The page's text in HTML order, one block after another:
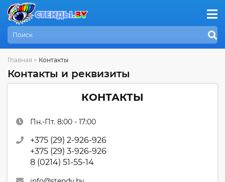
Главная > Контакты
Контакты и реквизиты
КОНТАКТЫ
Пн.-Пт. 8:00 - 17:00
+375 (29) 2-926-926
+375 (29) 3-926-926
8 (0214) 51-55-14